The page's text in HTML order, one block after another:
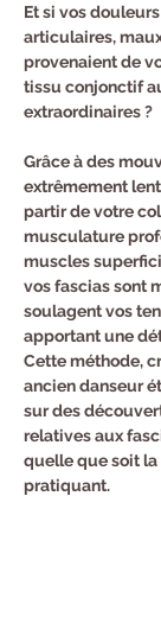
​Et si vos
articulaires,
provenaient de
tissu conjonctif
extraordinaires ?
Grâce à des
extrêmement
partir de votre
musculature
muscles
vos fascias sont
soulagent vos
apportant une
Cette méthode,
ancien danseur
sur des
relatives aux
quelle que soit
pratiquant.